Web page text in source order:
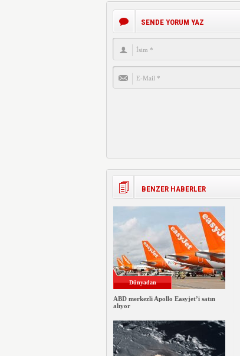
SENDE YORUM YAZ
BENZER HABERLER
Dünyadan
ABD merkezli Apollo Easyjet’i satın
alıyor